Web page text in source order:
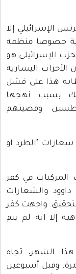
الإسرائيلي إلا
خصوصا منظمة
الإسرائيلي هو
الأحزاب اليسارية
هذا على فشل
بسبب نهجها
وقضيتهم
"الطرد او
في كفر
والشعارات
واجهت كفر
إلا انه لم يتم
الشهر، تجاه
وقبل أسبوعين